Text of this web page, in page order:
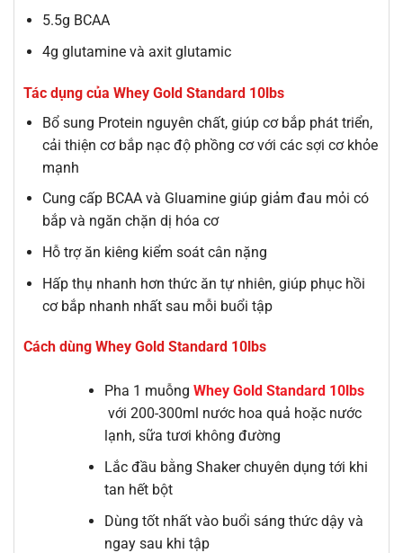
5.5g BCAA
4g glutamine và axit glutamic
Tác dụng của Whey Gold Standard 10lbs
Bổ sung Protein nguyên chất, giúp cơ bắp phát triển,
cải thiện cơ bắp nạc độ phồng cơ với các sợi cơ khỏe
mạnh
Cung cấp BCAA và Gluamine giúp giảm đau mỏi có
bắp và ngăn chặn dị hóa cơ
Hỗ trợ ăn kiêng kiểm soát cân nặng
Hấp thụ nhanh hơn thức ăn tự nhiên, giúp phục hồi
cơ bắp nhanh nhất sau mỗi buổi tập
Cách dùng Whey Gold Standard 10lbs
Pha 1 muỗng Whey Gold Standard 10lbs
với 200-300ml nước hoa quả hoặc nước
lạnh, sữa tươi không đường
Lắc đầu bằng Shaker chuyên dụng tới khi
tan hết bột
Dùng tốt nhất vào buổi sáng thức dậy và
ngay sau khi tập